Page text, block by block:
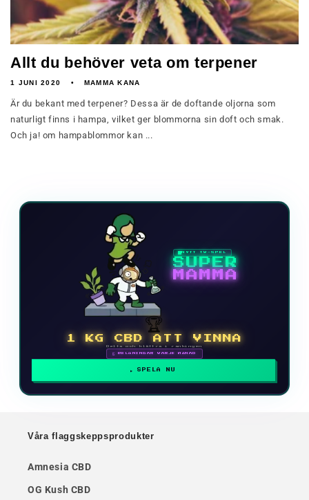
Allt du behöver veta om terpener
1 JUNI 2020 MAMMA KANA
Är du bekant med terpener? Dessa är de doftande oljorna som
naturligt finns i hampa, vilket ger blommorna sin doft och smak.
Och ja! om hampablommor kan ...
NYTT TV-SPEL
SUPER
MAMMA
🏆
1 KG CBD ATT VINNA
Delta och klättra i rankingen
🗓 BELÖNINGAR VARJE MÅNAD
SPELA NU
Våra flaggskeppsprodukter
Amnesia CBD
OG Kush CBD